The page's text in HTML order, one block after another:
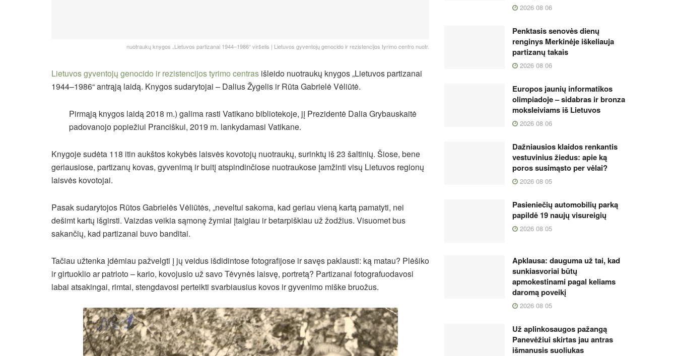
nuotraukų knygos „Lietuvos partizanai 1944–1986“ viršelis | Lietuvos gyventojų genocido ir rezistencijos tyrimo centro nuotr.
Lietuvos gyventojų genocido ir rezistencijos tyrimo centras išleido nuotraukų knygos „Lietuvos partizanai
1944–1986“ antrąją laidą. Knygos sudarytojai – Dalius Žygelis ir Rūta Gabrielė Vėliūtė.
Pirmąją knygos laidą 2018 m.) galima rasti Vatikano bibliotekoje, jį Prezidentė Dalia Grybauskaitė
padovanojo popiežiui Pranciškui, 2019 m. lankydamasi Vatikane.
Knygoje sudėta 118 itin aukštos kokybės laisvės kovotojų nuotraukų, surinktų iš 23 šaltinių. Šiose, bene
geriausiose, partizanų kovas, gyvenimą ir buitį atspindinčiose nuotraukose įamžinti visų Lietuvos regionų
laisvės kovotojai.
Pasak sudarytojos Rūtos Gabrielės Vėliūtės, „neveltui sakoma, kad geriau vieną kartą pamatyti, nei
dešimt kartų išgirsti. Vaizdas veikia sąmonę žymiai įtaigiau ir betarpiškiau už žodžius. Visuomet bus
sakančių, kad partizanai buvo banditai.
Tačiau užtenka įdėmiau pažvelgti į jų veidus išdidintose fotografijose ir savęs paklausti: ką matau? Plėšiko
ir girtuoklio ar patrioto – kario, kovojusio už savo Tėvynės laisvę, portretą? Partizanai fotografuodavosi
labai atsakingai, rimtai, stengdavosi perteikti svarbiausius kovos ir gyvenimo miške bruožus.
2026 08 06
Penktasis senovės dienų
renginys Merkinėje iškeliauja
partizanų takais
2026 08 06
Europos jaunių informatikos
olimpiadoje – sidabras ir bronza
moksleiviams iš Lietuvos
2026 08 06
Dažniausios klaidos renkantis
vestuvinius žiedus: apie ką
poros susimąsto per vėlai?
2026 08 05
Pasieniečių automobilių parką
papildė 19 naujų visureigių
2026 08 05
Apklausa: dauguma už tai, kad
sunkiasvoriai būtų
apmokestinami pagal keliams
daromą poveikį
2026 08 05
Už aplinkosaugos pažangą
Panevėžiui skirtas jau antras
išmanusis suoliukas